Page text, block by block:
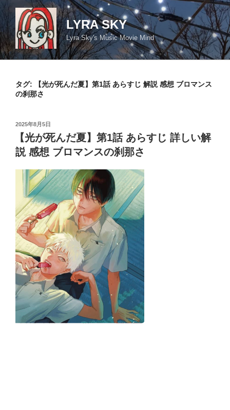
コ
ン
テ
ン
ツ
LYRA SKY
Lyra Sky's Music Movie Mind
タグ:
【光が死んだ夏】第1話 あらすじ 解説 感想 ブロマンス
の刹那さ
投
日:
2025年8月5日
【光が死んだ夏】第1話 あらすじ 詳しい解
説 感想 ブロマンスの刹那さ